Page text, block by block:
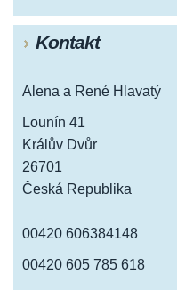
Kontakt
Alena a René Hlavatý
Lounín 41
Králův Dvůr
26701
Česká Republika
00420 606384148
00420 605 785 618